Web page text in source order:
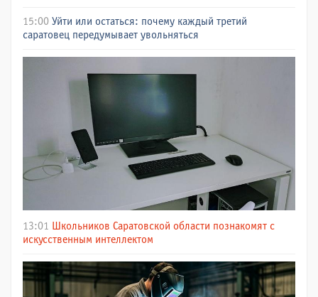
15:00 Уйти или остаться: почему каждый третий
саратовец передумывает увольняться
13:01
Школьников Саратовской области познакомят с
искусственным интеллектом